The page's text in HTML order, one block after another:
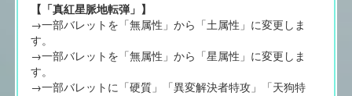
【「真紅星脈地転弾」】
→一部バレットを「無属性」から「土属性」に変更しま
す。
→一部バレットを「無属性」から「星属性」に変更しま
す。
→一部バレットに「硬質」「異変解決者特攻」「天狗特